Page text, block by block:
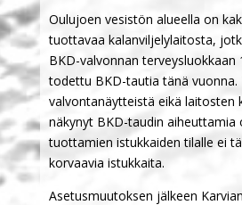
Oulujoen vesistön alueella on
tuottavaa kalanviljelylaitosta,
BKD-valvonnan
todettu BKD-tautia tänä
valvontanäytteistä eikä laitosten
näkynyt BKD-taudin aiheuttamia
tuottamien istukkaiden tilalle ei
korvaavia istukkaita.
Asetusmuutoksen jälkeen